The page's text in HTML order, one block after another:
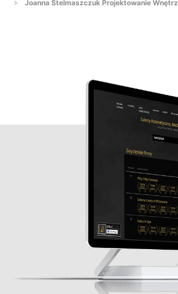
Joanna Stelmaszczuk Projektowanie Wnętrz